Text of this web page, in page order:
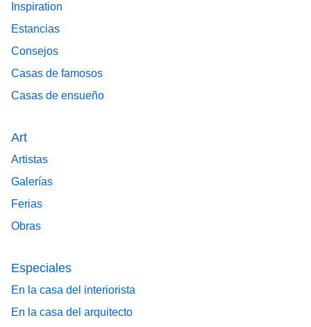
Inspiration
Estancias
Consejos
Casas de famosos
Casas de ensueño
Art
Artistas
Galerías
Ferias
Obras
Especiales
En la casa del interiorista
En la casa del arquitecto